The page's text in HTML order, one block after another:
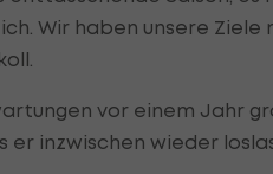
Wir haben unsere
vor einem Jahr
er inzwischen wieder